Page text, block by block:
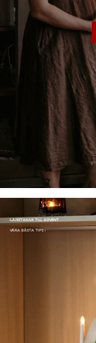
LJUSSTAKAR TILL ADVENT
VÅRA BÄSTA TIPS ›